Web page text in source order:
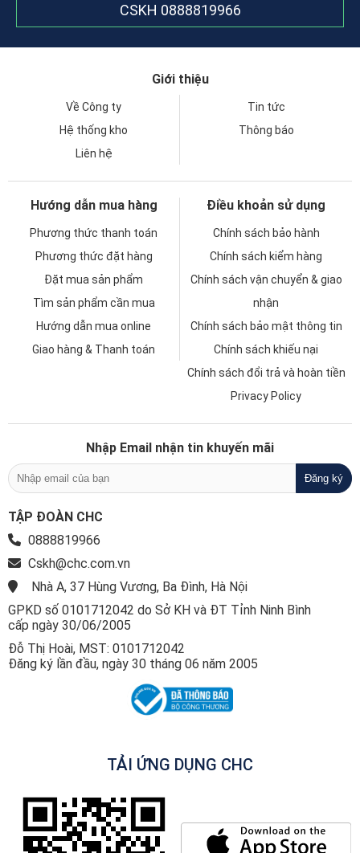
CSKH 0888819966
Giới thiệu
Về Công ty
Tin tức
Hệ thống kho
Thông báo
Liên hệ
Hướng dẫn mua hàng
Phương thức thanh toán
Phương thức đặt hàng
Đặt mua sản phẩm
Tìm sản phẩm cần mua
Hướng dẫn mua online
Giao hàng & Thanh toán
Điều khoản sử dụng
Chính sách bảo hành
Chính sách kiểm hàng
Chính sách vận chuyển & giao
nhận
Chính sách bảo mật thông tin
Chính sách khiếu nại
Chính sách đổi trả và hoàn tiền
Privacy Policy
Nhập Email nhận tin khuyến mãi
TẬP ĐOÀN CHC
0888819966
Cskh@chc.com.vn
Nhà A, 37 Hùng Vương, Ba Đình, Hà Nội
GPKD số 0101712042 do Sở KH và ĐT Tỉnh Ninh Bình
cấp ngày 30/06/2005
Đỗ Thị Hoài, MST: 0101712042
Đăng ký lần đầu, ngày 30 tháng 06 năm 2005
TẢI ỨNG DỤNG CHC